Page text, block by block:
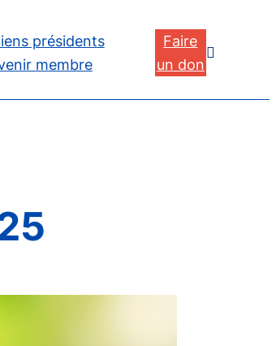
présidents
membre
Faire
un don
